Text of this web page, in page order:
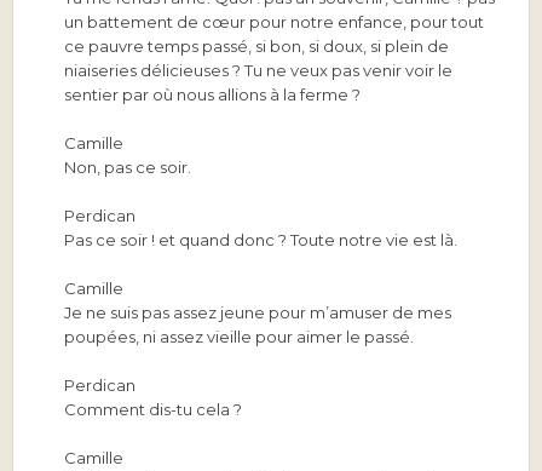
un battement de cœur pour notre enfance, pour tout
ce pauvre temps passé, si bon, si doux, si plein de
niaiseries délicieuses ? Tu ne veux pas venir voir le
sentier par où nous allions à la ferme ?
Camille
Non, pas ce soir.
Perdican
Pas ce soir ! et quand donc ? Toute notre vie est là.
Camille
Je ne suis pas assez jeune pour m’amuser de mes
poupées, ni assez vieille pour aimer le passé.
Perdican
Comment dis-tu cela ?
Camille